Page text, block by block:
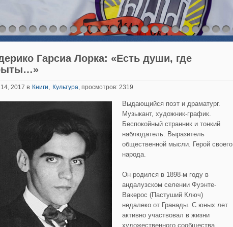
Гарсиа Лорка: «Есть души, где
2017 в Книги, Культура, просмотров: 2319
Выдающийся поэт и драматург.
Музыкант, художник-график.
Беспокойный странник и тонкий
наблюдатель. Выразитель
общественной мысли. Герой своего
народа.
Он родился в 1898-м году в
андалузском селении Фуэнте-
Вакерос (Пастуший Ключ)
недалеко от Гранады. С юных лет
активно участвовал в жизни
художественного сообщества,